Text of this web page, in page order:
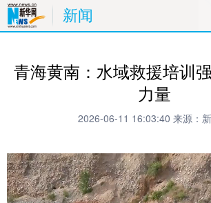
新闻
青海黄南：水域救援培训
力量
2026-06-11 16:03:40 来源：